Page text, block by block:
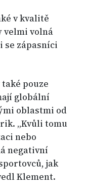
v kvalitě
velmi volná
se zápasníci
pouze
globální
oblastmi od
„Kvůli tomu
nebo
negativní
jak
Klement.